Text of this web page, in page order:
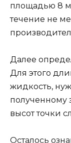
площадью 8
течение не
Далее
Для этого
жидкость,
полученному
высот точки
Осталось